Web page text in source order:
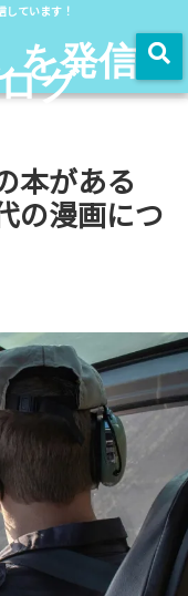
しています！
を発信
グ
本がある
の漫画につ